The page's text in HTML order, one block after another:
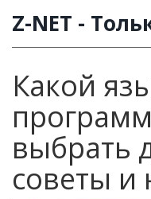
Z-NET -
Какой
выбрать
советы